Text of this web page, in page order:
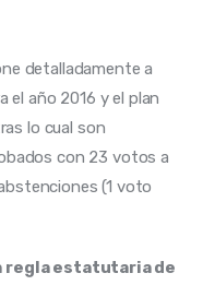
detalladamente a
el año 2016 y el plan
lo cual son
con 23 votos a
(1 voto
regla estatutaria de